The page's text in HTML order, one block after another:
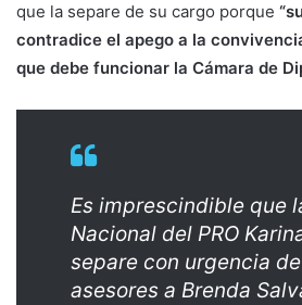
que la separe de su cargo porque
contradice el apego a la
que debe funcionar la Cámara de
Es imprescindible que
Nacional del PRO
separe con urgencia
asesores a Brenda